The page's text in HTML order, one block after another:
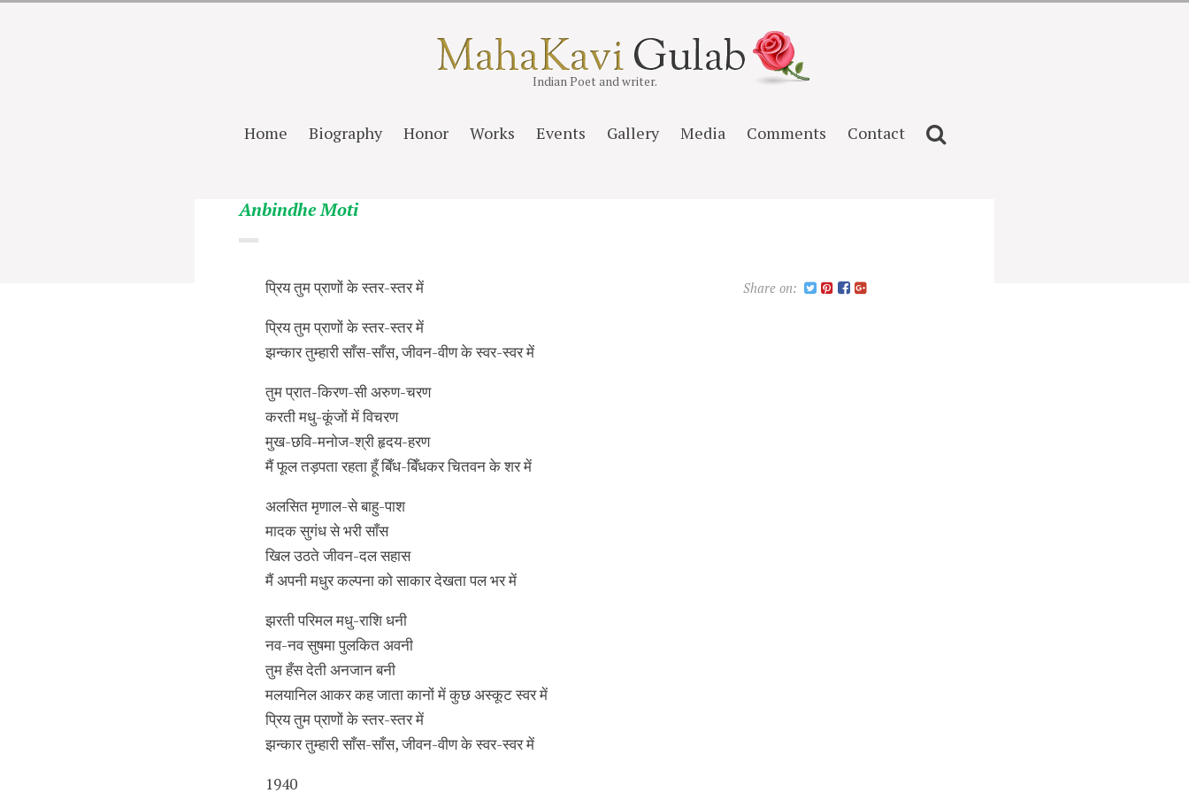
Indian Poet and writer.
Home Biography Honor Works Events Gallery Media Comments Contact
Anbindhe Moti
प्रिय तुम प्राणों के स्तर-स्तर में
प्रिय तुम प्राणों के स्तर-स्तर में
झन्कार तुम्हारी साँस-साँस, जीवन-वीण के स्वर-स्वर में
तुम प्रात-किरण-सी अरुण-चरण
करती मधु-कूंजों में विचरण
मुख-छवि-मनोज-श्री हृदय-हरण
मैं फूल तड़पता रहता हूँ बिँध-बिँधकर चितवन के शर में
अलसित मृणाल-से बाहु-पाश
मादक सुगंध से भरी साँस
खिल उठते जीवन-दल सहास
मैं अपनी मधुर कल्पना को साकार देखता पल भर में
झरती परिमल मधु-राशि धनी
नव-नव सुषमा पुलकित अवनी
तुम हँस देती अनजान बनी
मलयानिल आकर कह जाता कानों में कुछ अस्कूट स्वर में
प्रिय तुम प्राणों के स्तर-स्तर में
झन्कार तुम्हारी साँस-साँस, जीवन-वीण के स्वर-स्वर में
1940
Share on: